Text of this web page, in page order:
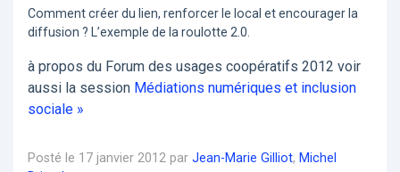
Comment créer du lien, renforcer le local et encourager la
diffusion ? L’exemple de la roulotte 2.0.
à propos du Forum des usages coopératifs 2012 voir
aussi la session Médiations numériques et inclusion
sociale »
Posté le 17 janvier 2012 par Jean-Marie Gilliot, Michel